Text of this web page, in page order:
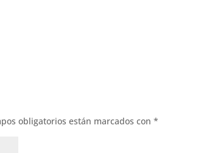
obligatorios están marcados con*